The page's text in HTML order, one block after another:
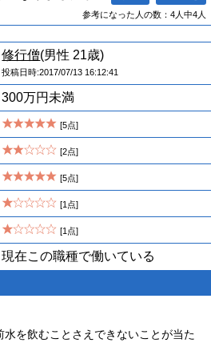
参考になった人の数：4人中4人
修行僧(男性 21歳)
投稿日時:2017/07/13 16:12:41
300万円未満
[5点]
[2点]
[5点]
[1点]
[1点]
現在この職種で働いている
を飲むことさえできないことが当た